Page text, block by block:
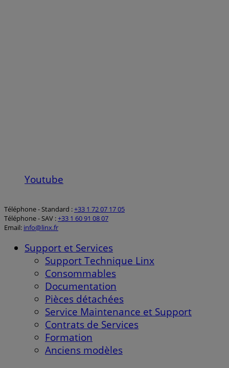
Youtube
Téléphone - Standard :+33 1 72 07 17 05
Téléphone - SAV :+33 1 60 91 08 07
Email: info@linx.fr
Support et Services
Support Technique Linx
Consommables
Documentation
Pièces détachées
Service Maintenance et Support
Contrats de Services
Formation
Anciens modèles